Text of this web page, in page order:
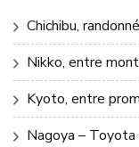
Chichibu,
Nikko, entre
Kyoto, entre
Nagoya –